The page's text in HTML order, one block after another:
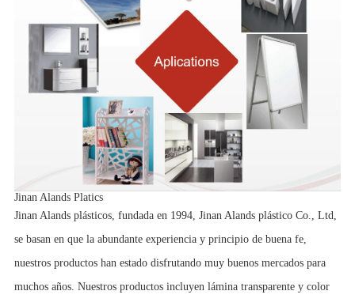
Jinan Alands Platics
Jinan Alands plásticos, fundada en 1994, Jinan Alands plástico Co., Ltd,
se basan en que la abundante experiencia y principio de buena fe,
nuestros productos han estado disfrutando muy buenos mercados para
muchos años. Nuestros productos incluyen lámina transparente y color